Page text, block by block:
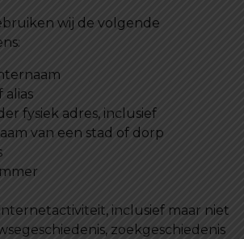
wij de volgende
alias
fysiek adres, inclusief
van een stad of dorp
inclusief maar niet
zoekgeschiedenis